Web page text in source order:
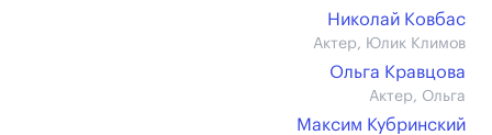
Николай Ковбас
Актер, Юлик Климов
Ольга Кравцова
Актер, Ольга
Максим Кубринский